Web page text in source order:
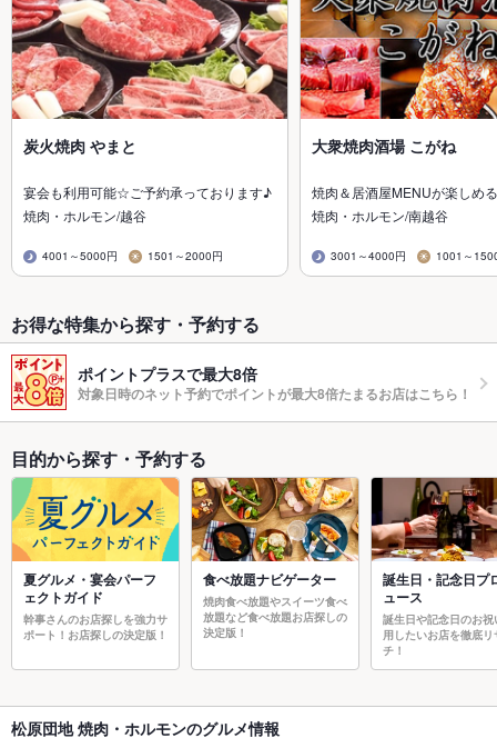
炭火焼肉 やまと
宴会も利用可能☆ご予約承っております♪
焼肉・ホルモン/越谷
4001～5000円 1501～2000円
大衆焼肉酒場 こがね
焼肉＆居酒屋MENUが楽しめ
焼肉・ホルモン/南越谷
3001～4000円 1001～
お得な特集から探す・予約する
ポイントプラスで最大8倍
対象日時のネット予約でポイントが最大8倍たまるお店はこちら！
目的から探す・予約する
夏グルメ・宴会パーフ
ェクトガイド
幹事さんのお店探しを強力サ
ポート！お店探しの決定版！
食べ放題ナビゲーター
焼肉食べ放題やスイーツ食べ
放題など食べ放題お店探しの
決定版！
誕生日・記念日プ
ュース
誕生日や記念日のお祝
用したいお店を徹底リ
チ！
松原団地 焼肉・ホルモンのグルメ情報